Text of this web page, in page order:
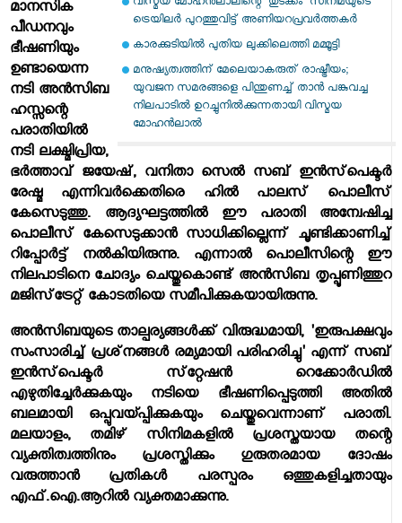
ട്രെയിലര്‍ പുറത്തുവിട്ട് അണിയറപ്രവര്‍ത്തകര്‍
കാരക്കുടിയില്‍ പുതിയ ലുക്കിലെത്തി മമ്മൂട്ടി
മനുഷ്യത്വത്തിന് മേലെയാകരുത് രാഷ്ട്രീയം;
യുവജന സമരങ്ങളെ പിന്തുണച്ച് താന്‍ പങ്കുവച്ച
നിലപാടില്‍ ഉറച്ചുനില്‍ക്കുന്നതായി വിസ്മയ
മോഹന്‍ലാല്‍
മാനസിക
പീഡനവും
ഭീഷണിയും
ഉണ്ടായെന്ന
നടി അന്‍സിബ
ഹസ്സന്റെ
പരാതിയില്‍
നടി ലക്ഷ്മിപ്രിയ,
ഭര്‍ത്താവ് ജയേഷ്, വനിതാ സെല്‍ സബ് ഇന്‍സ്‌പെക്ടര്‍
രേഷ്മ എന്നിവര്‍ക്കെതിരെ ഹില്‍ പാലസ് പൊലീസ്
കേസെടുത്തു. ആദ്യഘട്ടത്തില്‍ ഈ പരാതി അന്വേഷിച്ച
പൊലീസ് കേസെടുക്കാന്‍ സാധിക്കില്ലെന്ന് ചൂണ്ടിക്കാണിച്ച്
റിപ്പോര്‍ട്ട് നല്‍കിയിരുന്നു. എന്നാല്‍ പൊലീസിന്റെ ഈ
നിലപാടിനെ ചോദ്യം ചെയ്തുകൊണ്ട് അന്‍സിബ തൃപ്പൂണിത്തുറ
മജിസ്‌ട്രേറ്റ് കോടതിയെ സമീപിക്കുകയായിരുന്നു.
അന്‍സിബയുടെ താല്പര്യങ്ങള്‍ക്ക് വിരുദ്ധമായി, 'ഇരുപക്ഷവും
സംസാരിച്ച് പ്രശ്‌നങ്ങള്‍ രമ്യമായി പരിഹരിച്ചു' എന്ന് സബ്
ഇന്‍സ്‌പെക്ടര്‍ സ്‌റ്റേഷന്‍ റെക്കോര്‍ഡില്‍
എഴുതിച്ചേര്‍ക്കുകയും നടിയെ ഭീഷണിപ്പെടുത്തി അതില്‍
ബലമായി ഒപ്പുവയ്പ്പിക്കുകയും ചെയ്തുവെന്നാണ് പരാതി.
മലയാളം, തമിഴ് സിനിമകളില്‍ പ്രശസ്തയായ തന്റെ
വ്യക്തിത്വത്തിനും പ്രശസ്തിക്കും ഗുരുതരമായ ദോഷം
വരുത്താന്‍ പ്രതികള്‍ പരസ്പരം ഒത്തുകളിച്ചതായും
എഫ്.ഐ.ആറില്‍ വ്യക്തമാക്കുന്നു.